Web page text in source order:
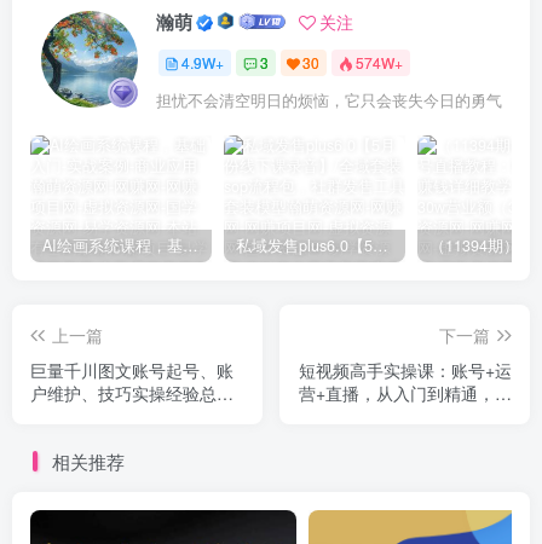
瀚萌 关注
4.9W+ 3 30 574W+
担忧不会清空明日的烦恼，它只会丧失今日的勇气
AI绘画系统课程，基础入门-实战案例-商业应用 私域发售plus6.0【5月份线下课录音】/全域套装sop流程包，社群发售工具套装模型
上一篇
巨量千川图文账号起号、账
户维护、技巧实操经验总结
下一篇
短视频高手实操课：账号+运
营+直播，从入门到精通，系
相关推荐